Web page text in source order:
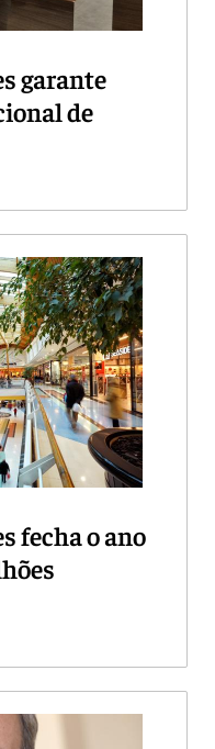
garante
de
fecha o ano